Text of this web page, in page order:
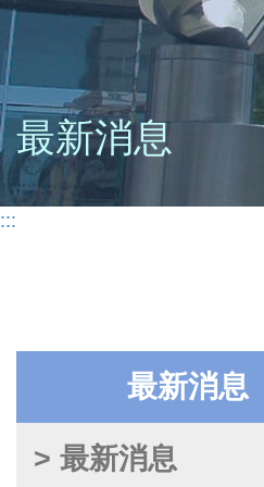
最新消息
:::
最新消息
> 最新消息